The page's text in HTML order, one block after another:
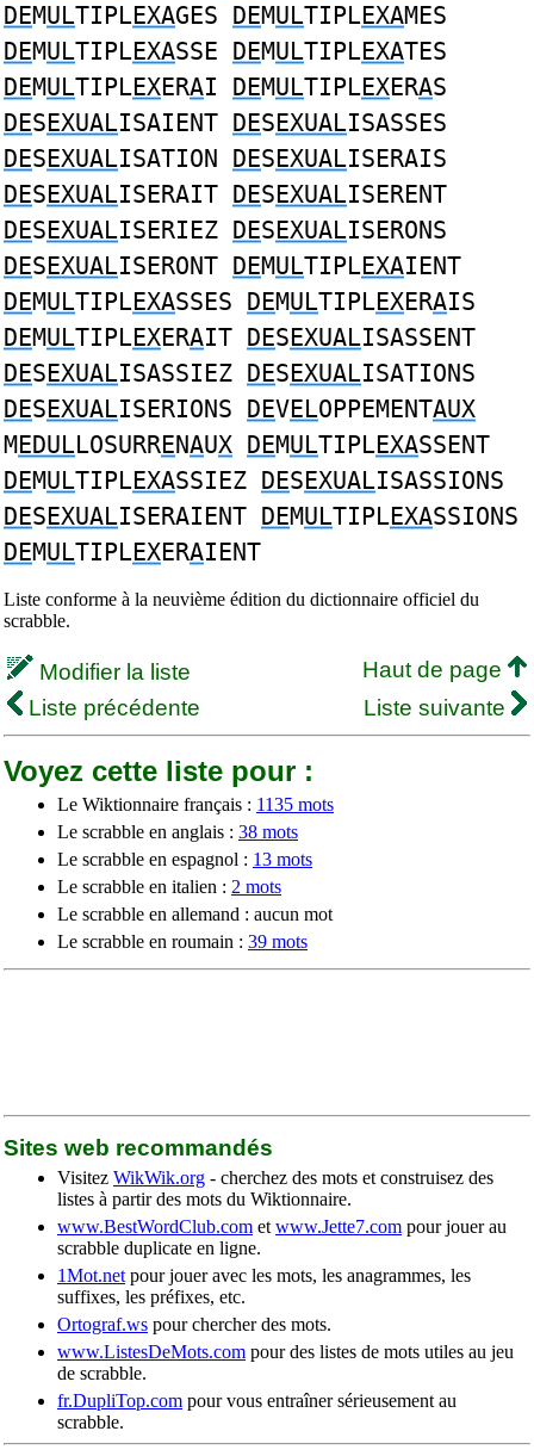
DEMULTIPLEXAGES DEMULTIPLEXAMES
DEMULTIPLEXASSE DEMULTIPLEXATES
DEMULTIPLEXERAI DEMULTIPLEXERAS
DESEXUALISAIENT DESEXUALISASSES
DESEXUALISATION DESEXUALISERAIS
DESEXUALISERAIT DESEXUALISERENT
DESEXUALISERIEZ DESEXUALISERONS
DESEXUALISERONT DEMULTIPLEXAIENT
DEMULTIPLEXASSES DEMULTIPLEXERAIS
DEMULTIPLEXERAIT DESEXUALISASSENT
DESEXUALISASSIEZ DESEXUALISATIONS
DESEXUALISERIONS DEVELOPPEMENTAUX
MEDULLOSURRENAUX DEMULTIPLEXASSENT
DEMULTIPLEXASSIEZ DESEXUALISASSIONS
DESEXUALISERAIENT DEMULTIPLEXASSIONS
DEMULTIPLEXERAIENT
Liste conforme à la neuvième édition du dictionnaire officiel du
scrabble.
Modifier la liste
Haut de page
Liste précédente
Liste suivante
Voyez cette liste pour :
Le Wiktionnaire français : 1135 mots
Le scrabble en anglais : 38 mots
Le scrabble en espagnol : 13 mots
Le scrabble en italien : 2 mots
Le scrabble en allemand : aucun mot
Le scrabble en roumain : 39 mots
Sites web recommandés
Visitez WikWik.org - cherchez des mots et construisez des
listes à partir des mots du Wiktionnaire.
www.BestWordClub.com et www.Jette7.com pour jouer au
scrabble duplicate en ligne.
1Mot.net pour jouer avec les mots, les anagrammes, les
suffixes, les préfixes, etc.
Ortograf.ws pour chercher des mots.
www.ListesDeMots.com pour des listes de mots utiles au jeu
de scrabble.
fr.DupliTop.com pour vous entraîner sérieusement au
scrabble.